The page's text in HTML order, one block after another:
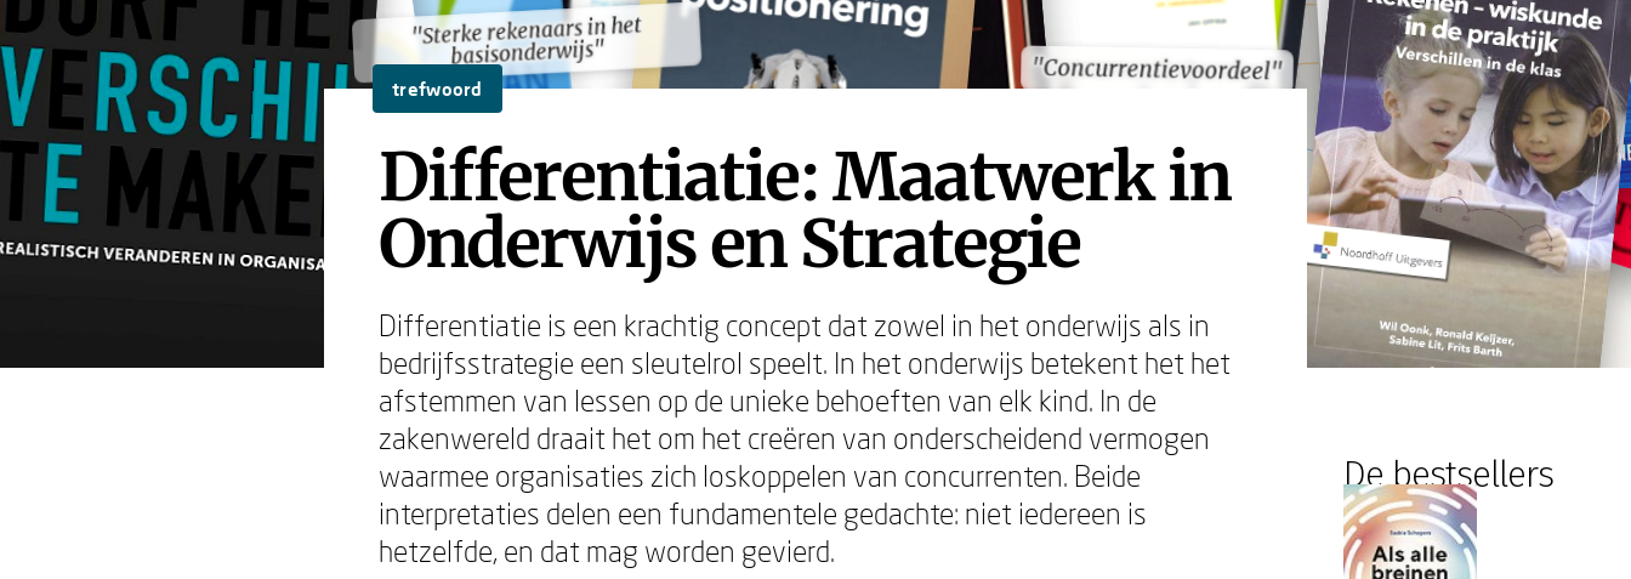
"Sterke rekenaars in het
basisonderwijs"
"Concurrentievoordeel"
"Sterke rekenaars in het
basisonderwijs"
"Concurrentievoordeel"
trefwoord
Differentiatie: Maatwerk in
Onderwijs en Strategie
Differentiatie is een krachtig concept dat zowel in het onderwijs als in
bedrijfsstrategie een sleutelrol speelt. In het onderwijs betekent het het
afstemmen van lessen op de unieke behoeften van elk kind. In de
zakenwereld draait het om het creëren van onderscheidend vermogen
waarmee organisaties zich loskoppelen van concurrenten. Beide
interpretaties delen een fundamentele gedachte: niet iedereen is
hetzelfde, en dat mag worden gevierd.
De bestsellers